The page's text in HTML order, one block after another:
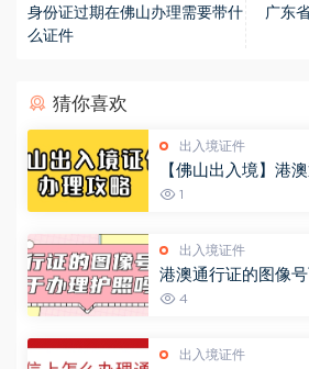
身份证过期在佛山办理需要带什
么证件
广东
猜你喜欢
出入境证件
【佛山出入境】港
略， 网上办理现场
1
出入境证件
港澳通行证的图像
4
出入境证件